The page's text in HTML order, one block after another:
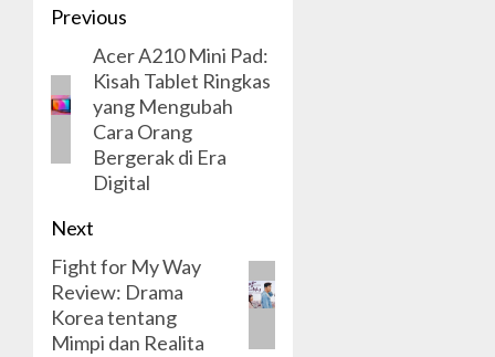
Post
navigation
Previous
Previous
post:
Acer A210 Mini Pad:
Kisah Tablet Ringkas
yang Mengubah
Cara Orang
Bergerak di Era
Digital
Next
Next
post:
Fight for My Way
Review: Drama
Korea tentang
Mimpi dan Realita